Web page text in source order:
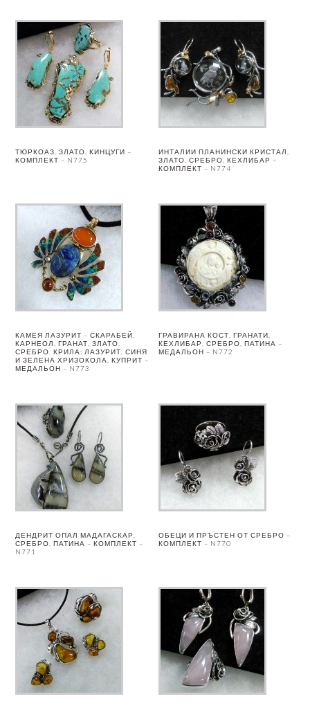
ТЮРКОАЗ, ЗЛАТО, КИНЦУГИ –
КОМПЛЕКТ – N775
ИНТАЛИИ ПЛАНИНСКИ КРИСТАЛ,
ЗЛАТО, СРЕБРО, КЕХЛИБАР –
КОМПЛЕКТ – N774
КАМЕЯ ЛАЗУРИТ – СКАРАБЕЙ,
КАРНЕОЛ, ГРАНАТ, ЗЛАТО,
СРЕБРО. КРИЛА: ЛАЗУРИТ, СИНЯ
И ЗЕЛЕНА ХРИЗОКОЛА, КУПРИТ –
МЕДАЛЬОН – N773
ГРАВИРАНА КОСТ, ГРАНАТИ,
КЕХЛИБАР, СРЕБРО, ПАТИНА –
МЕДАЛЬОН – N772
ДЕНДРИТ ОПАЛ МАДАГАСКАР,
СРЕБРО, ПАТИНА – КОМПЛЕКТ –
N771
ОБЕЦИ И ПРЪСТЕН ОТ СРЕБРО –
КОМПЛЕКТ – N770